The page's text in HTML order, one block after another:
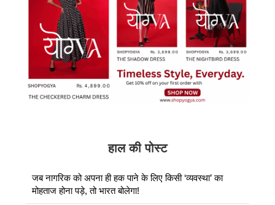
हाल की पोस्ट
जब नागरिक को अपना ही हक पाने के लिए किसी ‘व्यवस्था’ का
मोहताज होना पड़े, तो भारत बोलेगा!